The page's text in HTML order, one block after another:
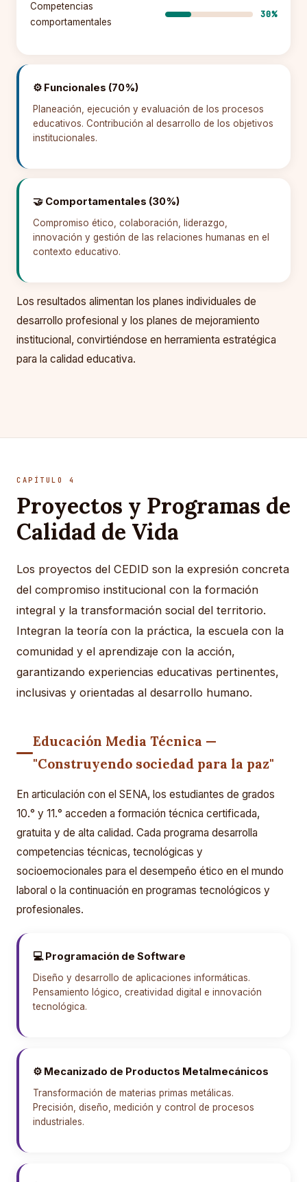
Competencias
comportamentales
30%
⚙️ Funcionales (70%)
Planeación, ejecución y evaluación de los procesos
educativos. Contribución al desarrollo de los objetivos
institucionales.
🤝 Comportamentales (30%)
Compromiso ético, colaboración, liderazgo,
innovación y gestión de las relaciones humanas en el
contexto educativo.
Los resultados alimentan los planes individuales de
desarrollo profesional y los planes de mejoramiento
institucional, convirtiéndose en herramienta estratégica
para la calidad educativa.
CAPÍTULO 4
Proyectos y Programas de
Calidad de Vida
Los proyectos del CEDID son la expresión concreta
del compromiso institucional con la formación
integral y la transformación social del territorio.
Integran la teoría con la práctica, la escuela con la
comunidad y el aprendizaje con la acción,
garantizando experiencias educativas pertinentes,
inclusivas y orientadas al desarrollo humano.
Educación Media Técnica —
"Construyendo sociedad para la paz"
En articulación con el SENA, los estudiantes de grados
10.° y 11.° acceden a formación técnica certificada,
gratuita y de alta calidad. Cada programa desarrolla
competencias técnicas, tecnológicas y
socioemocionales para el desempeño ético en el mundo
laboral o la continuación en programas tecnológicos y
profesionales.
💻 Programación de Software
Diseño y desarrollo de aplicaciones informáticas.
Pensamiento lógico, creatividad digital e innovación
tecnológica.
⚙️ Mecanizado de Productos Metalmecánicos
Transformación de materias primas metálicas.
Precisión, diseño, medición y control de procesos
industriales.